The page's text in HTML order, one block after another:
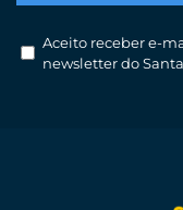
Aceito receber e-
newsletter do